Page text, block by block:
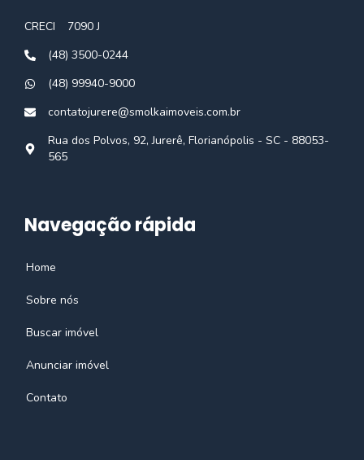
CRECI
7090 J
(48) 3500-0244
(48) 99940-9000
contatojurere@smolkaimoveis.com.br
Rua dos Polvos, 92, Jurerê, Florianópolis - SC - 88053-
565
Navegação rápida
Home
Sobre nós
Buscar imóvel
Anunciar imóvel
Contato